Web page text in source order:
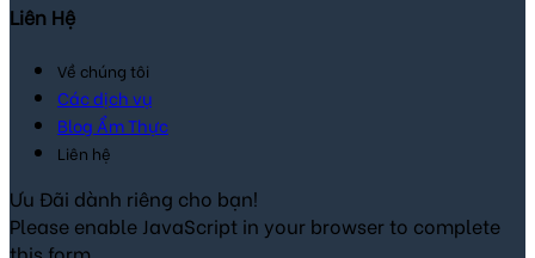
Liên Hệ
Về chúng tôi
Các dịch vụ
Blog Ẩm Thực
Liên hệ
Ưu Đãi dành riêng cho bạn!
Please enable JavaScript in your browser to complete
this form.